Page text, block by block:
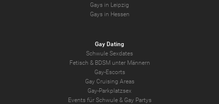
Gays in Leipzig
Gays in Hessen
Gay Dating
Schwule Sexdates
Fetisch & BDSM unter Männern
Gay-Escorts
Gay Cruising Areas
Gay-Parkplatzsex
Events für Schwule & Gay Partys